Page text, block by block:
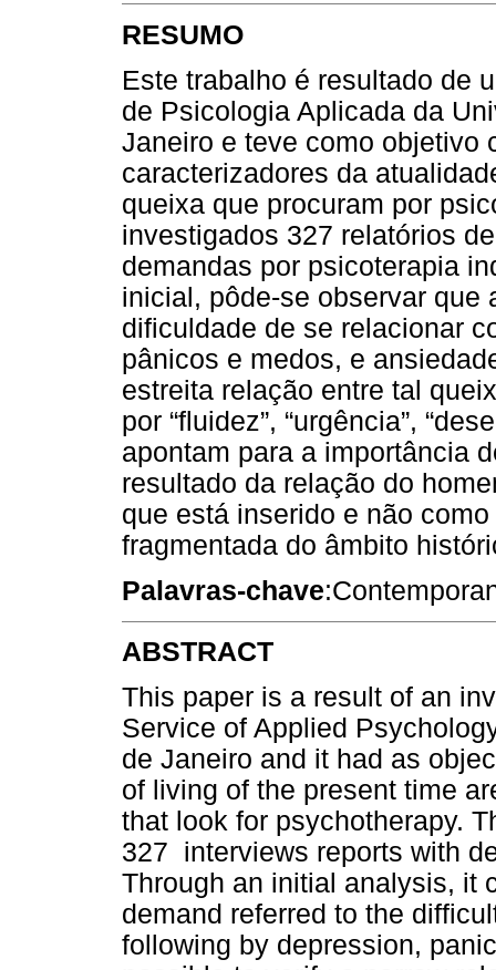
RESUMO
Este trabalho é resultado de
de Psicologia Aplicada da
Janeiro e teve como objetivo
caracterizadores da
queixa que procuram por
investigados 327 relatórios
demandas por psicoterapia
inicial, pôde-se observar que
dificuldade de se relacionar
pânicos e medos, e
estreita relação entre tal
por “fluidez”, “urgência”,
apontam para a importância
resultado da relação do
que está inserido e não
fragmentada do âmbito
Palavras-chave
ABSTRACT
This paper is a result of an
Service of Applied
de Janeiro and it had as
of living of the present time
that look for psychotherapy.
327 interviews reports with
Through an initial analysis, it
demand referred to the
following by depression,